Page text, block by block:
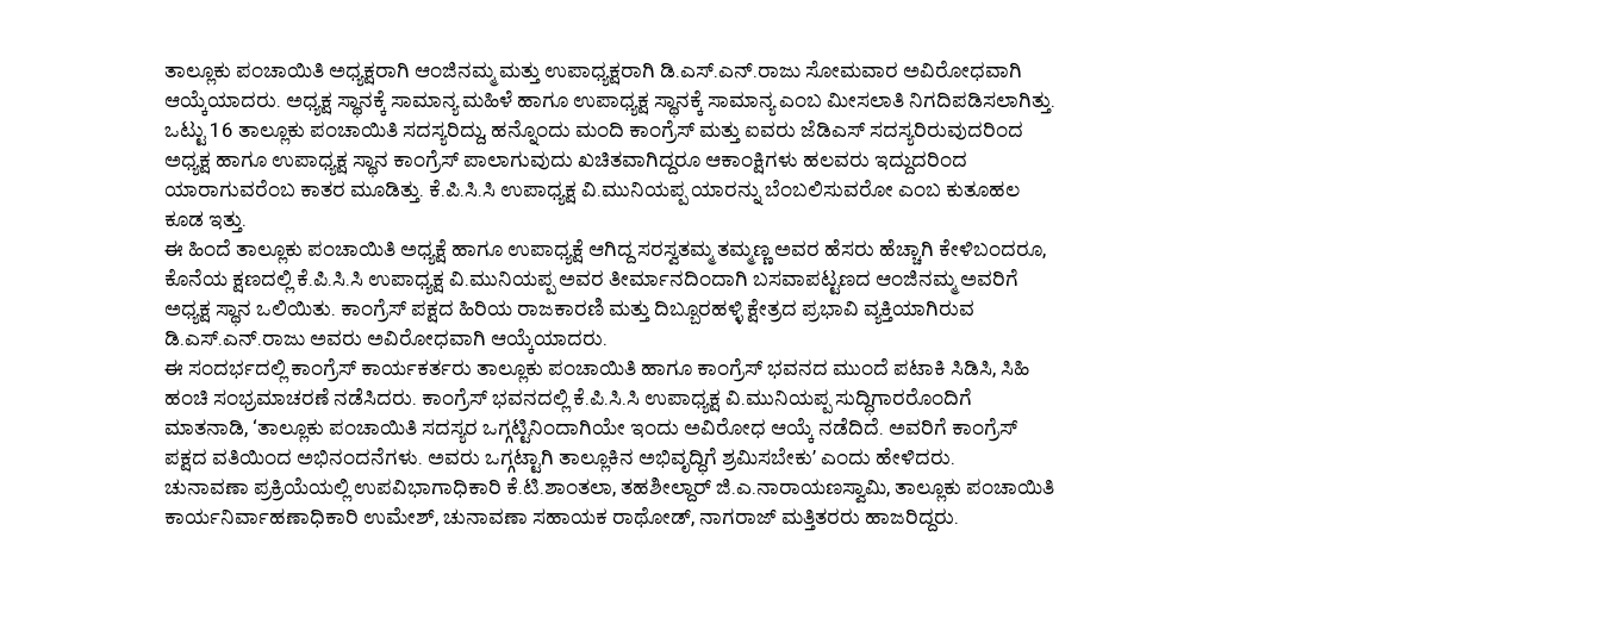
ತಾಲ್ಲೂಕು ಪಂಚಾಯಿತಿ ಅಧ್ಯಕ್ಷರಾಗಿ ಆಂಜಿನಮ್ಮ ಮತ್ತು ಉಪಾಧ್ಯಕ್ಷರಾಗಿ ಡಿ.ಎಸ್‌.ಎನ್‌.ರಾಜು ಸೋಮವಾರ ಅವಿರೋಧವಾಗಿ
ಆಯ್ಕೆಯಾದರು. ಅಧ್ಯಕ್ಷ ಸ್ಥಾನಕ್ಕೆ ಸಾಮಾನ್ಯ ಮಹಿಳೆ ಹಾಗೂ ಉಪಾಧ್ಯಕ್ಷ ಸ್ಥಾನಕ್ಕೆ ಸಾಮಾನ್ಯ ಎಂಬ ಮೀಸಲಾತಿ ನಿಗದಿಪಡಿಸಲಾಗಿತ್ತು.
ಒಟ್ಟು 16 ತಾಲ್ಲೂಕು ಪಂಚಾಯಿತಿ ಸದಸ್ಯರಿದ್ದು, ಹನ್ನೊಂದು ಮಂದಿ ಕಾಂಗ್ರೆಸ್‌ ಮತ್ತು ಐವರು ಜೆಡಿಎಸ್‌ ಸದಸ್ಯರಿರುವುದರಿಂದ
ಅಧ್ಯಕ್ಷ ಹಾಗೂ ಉಪಾಧ್ಯಕ್ಷ ಸ್ಥಾನ ಕಾಂಗ್ರೆಸ್‌ ಪಾಲಾಗುವುದು ಖಚಿತವಾಗಿದ್ದರೂ ಆಕಾಂಕ್ಷಿಗಳು ಹಲವರು ಇದ್ದುದರಿಂದ
ಯಾರಾಗುವರೆಂಬ ಕಾತರ ಮೂಡಿತ್ತು. ಕೆ.ಪಿ.ಸಿ.ಸಿ ಉಪಾಧ್ಯಕ್ಷ ವಿ.ಮುನಿಯಪ್ಪ ಯಾರನ್ನು ಬೆಂಬಲಿಸುವರೋ ಎಂಬ ಕುತೂಹಲ
ಕೂಡ ಇತ್ತು.
ಈ ಹಿಂದೆ ತಾಲ್ಲೂಕು ಪಂಚಾಯಿತಿ ಅಧ್ಯಕ್ಷೆ ಹಾಗೂ ಉಪಾಧ್ಯಕ್ಷೆ ಆಗಿದ್ದ ಸರಸ್ವತಮ್ಮ ತಮ್ಮಣ್ಣ ಅವರ ಹೆಸರು ಹೆಚ್ಚಾಗಿ ಕೇಳಿಬಂದರೂ,
ಕೊನೆಯ ಕ್ಷಣದಲ್ಲಿ ಕೆ.ಪಿ.ಸಿ.ಸಿ ಉಪಾಧ್ಯಕ್ಷ ವಿ.ಮುನಿಯಪ್ಪ ಅವರ ತೀರ್ಮಾನದಿಂದಾಗಿ ಬಸವಾಪಟ್ಟಣದ ಆಂಜಿನಮ್ಮ ಅವರಿಗೆ
ಅಧ್ಯಕ್ಷ ಸ್ಥಾನ ಒಲಿಯಿತು. ಕಾಂಗ್ರೆಸ್‌ ಪಕ್ಷದ ಹಿರಿಯ ರಾಜಕಾರಣಿ ಮತ್ತು ದಿಬ್ಬೂರಹಳ್ಳಿ ಕ್ಷೇತ್ರದ ಪ್ರಭಾವಿ ವ್ಯಕ್ತಿಯಾಗಿರುವ
ಡಿ.ಎಸ್‌.ಎನ್‌.ರಾಜು ಅವರು ಅವಿರೋಧವಾಗಿ ಆಯ್ಕೆಯಾದರು.
ಈ ಸಂದರ್ಭದಲ್ಲಿ ಕಾಂಗ್ರೆಸ್‌ ಕಾರ್ಯಕರ್ತರು ತಾಲ್ಲೂಕು ಪಂಚಾಯಿತಿ ಹಾಗೂ ಕಾಂಗ್ರೆಸ್‌ ಭವನದ ಮುಂದೆ ಪಟಾಕಿ ಸಿಡಿಸಿ, ಸಿಹಿ
ಹಂಚಿ ಸಂಭ್ರಮಾಚರಣೆ ನಡೆಸಿದರು. ಕಾಂಗ್ರೆಸ್‌ ಭವನದಲ್ಲಿ ಕೆ.ಪಿ.ಸಿ.ಸಿ ಉಪಾಧ್ಯಕ್ಷ ವಿ.ಮುನಿಯಪ್ಪ ಸುದ್ಧಿಗಾರರೊಂದಿಗೆ
ಮಾತನಾಡಿ, ‘ತಾಲ್ಲೂಕು ಪಂಚಾಯಿತಿ ಸದಸ್ಯರ ಒಗ್ಗಟ್ಟಿನಿಂದಾಗಿಯೇ ಇಂದು ಅವಿರೋಧ ಆಯ್ಕೆ ನಡೆದಿದೆ. ಅವರಿಗೆ ಕಾಂಗ್ರೆಸ್‌
ಪಕ್ಷದ ವತಿಯಿಂದ ಅಭಿನಂದನೆಗಳು. ಅವರು ಒಗ್ಗಟ್ಟಾಗಿ ತಾಲ್ಲೂಕಿನ ಅಭಿವೃದ್ಧಿಗೆ ಶ್ರಮಿಸಬೇಕು’ ಎಂದು ಹೇಳಿದರು.
ಚುನಾವಣಾ ಪ್ರಕ್ರಿಯೆಯಲ್ಲಿ ಉಪವಿಭಾಗಾಧಿಕಾರಿ ಕೆ.ಟಿ.ಶಾಂತಲಾ, ತಹಶೀಲ್ದಾರ್‌ ಜಿ.ಎ.ನಾರಾಯಣಸ್ವಾಮಿ, ತಾಲ್ಲೂಕು ಪಂಚಾಯಿತಿ
ಕಾರ್ಯನಿರ್ವಾಹಣಾಧಿಕಾರಿ ಉಮೇಶ್‌, ಚುನಾವಣಾ ಸಹಾಯಕ ರಾಥೋಡ್‌, ನಾಗರಾಜ್‌ ಮತ್ತಿತರರು ಹಾಜರಿದ್ದರು.